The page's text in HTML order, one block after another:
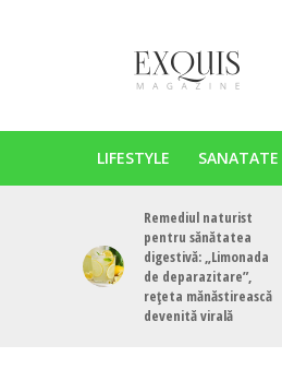
LIFESTYLE SANATATE
Remediul naturist
pentru sănătatea
digestivă: „Limonada
de deparazitare”,
rețeta mănăstirească
devenită virală